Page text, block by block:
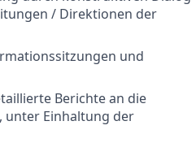
/ Direktionen der
und
Berichte an die
unter Einhaltung der